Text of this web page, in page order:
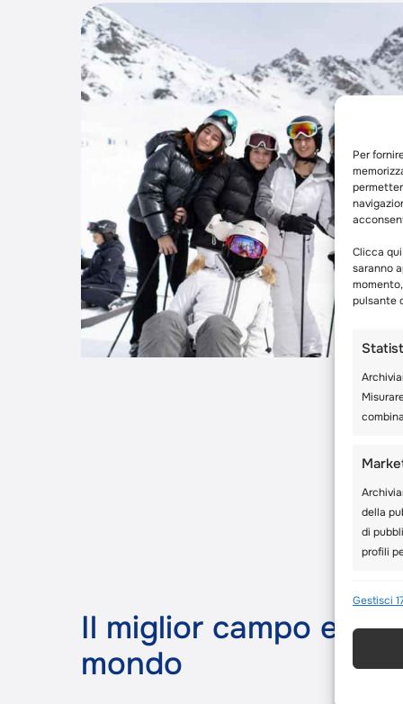
Per
Clicca
saranno
pulsante
della
di
profili
Gestisci
Il miglior campo
mondo